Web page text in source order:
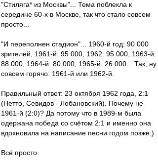
"Стиляга* из Москвы"... Тема поблекла к
середине 60-х в Москве, так что стало совсем
просто...
"И переполнен стадион"... 1960-й год: 90 000
зрителей, 1961-й: 95 000, 1962: 95 000, 1963-й:
88 000, 1964-й: 80 000, 1965-й: 26 000... Так, ну
совсем горячо: 1961-й или 1962-й.
Правильный ответ: 23 октября 1962 года, 2:1
(Нетто, Севидов - Лобановский). Почему не
1961-й (2:0)? Да потому что в 1989-м была
одержана победа со счётом 2:1 и именно она
вдохновила на написание песни годом позже:)
Всё просто.